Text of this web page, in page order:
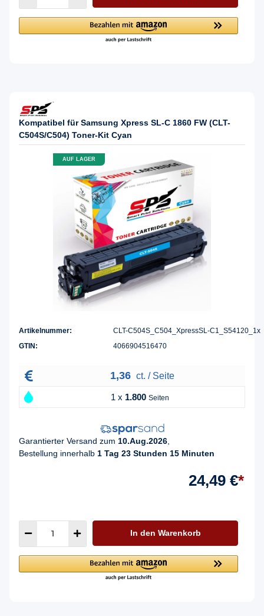
Kompatibel für Samsung Xpress SL-C 1860 FW (CLT-
C504S/C504) Toner-Kit Cyan
AUF LAGER
Artikelnummer:
CLT-C504S_C504_XpressSL-C1_S54120_1x
GTIN:
4066904516470
1,36 ct. / Seite
1 x 1.800 Seiten
Garantierter Versand zum 10.Aug.2026
Bestellung innerhalb 1 Tag 23 Stunden 15 Minuten
24,49 €*
In den Warenkorb